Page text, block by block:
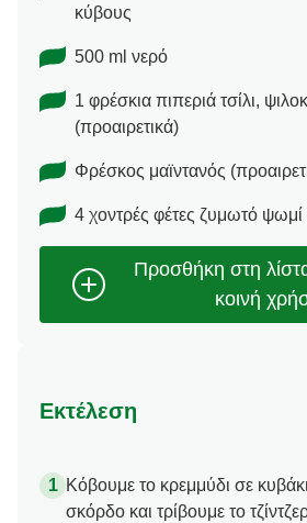
κύβους
500 ml νερό
1 φρέσκια πιπεριά τσίλι,
(προαιρετικά)
Φρέσκος μαϊντανός
4 χοντρές φέτες ζυμωτό ψωμί
Εκτέλεση
Κόβουμε το κρεμμύδι σε
σκόρδο και τρίβουμε το